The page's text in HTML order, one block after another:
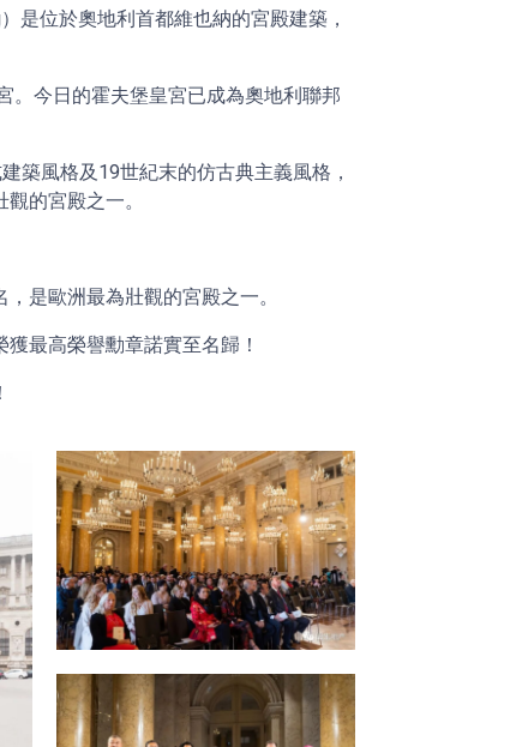
是位於奧地利首都維也納的宮殿建築，
。今日的霍夫堡皇宮已成為奧地利聯邦
築風格及19世紀末的仿古典主義風格，
的宮殿之一。
是歐洲最為壯觀的宮殿之一。
最高榮譽勳章諾實至名歸！